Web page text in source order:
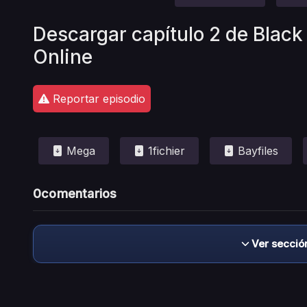
Descargar capítulo 2 de
Online
Reportar episodio
Mega 1fichier Bayfiles
0comentarios
Ver